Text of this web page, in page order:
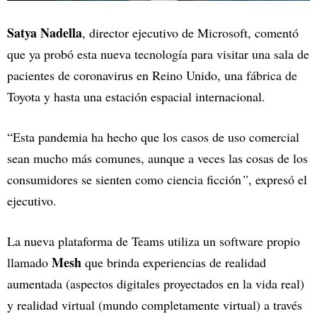
Satya Nadella, director ejecutivo de Microsoft, comentó
que ya probó esta nueva tecnología para visitar una sala de
pacientes de coronavirus en Reino Unido, una fábrica de
Toyota y hasta una estación espacial internacional.
“Esta pandemia ha hecho que los casos de uso comercial
sean mucho más comunes, aunque a veces las cosas de los
consumidores se sienten como ciencia ficción”, expresó el
ejecutivo.
La nueva plataforma de Teams utiliza un software propio
llamado Mesh que brinda experiencias de realidad
aumentada (aspectos digitales proyectados en la vida real)
y realidad virtual (mundo completamente virtual) a través